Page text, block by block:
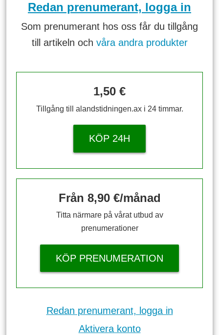
Redan prenumerant, logga in
Som prenumerant hos oss får du tillgång
till artikeln och våra andra produkter
1,50 €
Tillgång till alandstidningen.ax i 24 timmar.
KÖP 24H
Från 8,90 €/månad
Titta närmare på vårat utbud av
prenumerationer
KÖP PRENUMERATION
Redan prenumerant, logga in
Aktivera konto